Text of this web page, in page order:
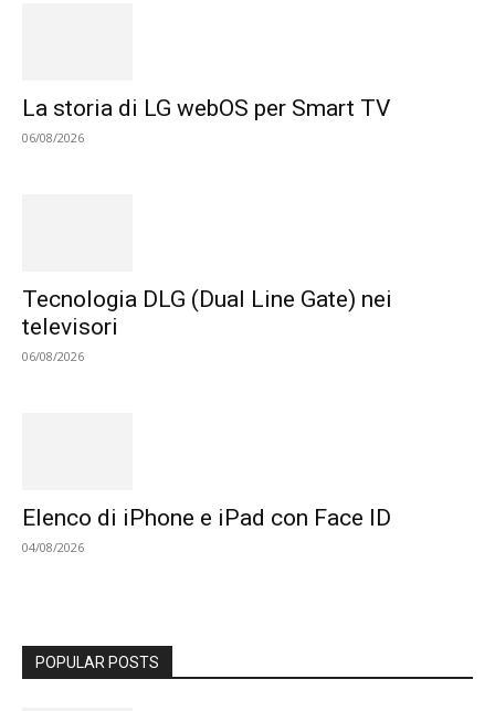
La storia di LG webOS per Smart TV
06/08/2026
Tecnologia DLG (Dual Line Gate) nei
televisori
06/08/2026
Elenco di iPhone e iPad con Face ID
04/08/2026
POPULAR POSTS